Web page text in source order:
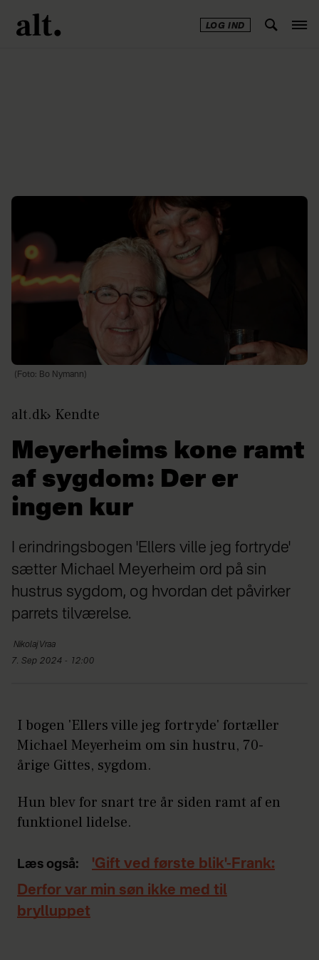
LOG IND
(Foto: Bo Nymann)
alt.dk Kendte
Meyerheims kone ramt
af sygdom: Der er
ingen kur
I erindringsbogen 'Ellers ville jeg fortryde'
sætter Michael Meyerheim ord på sin
hustrus sygdom, og hvordan det påvirker
parrets tilværelse.
Nikolaj Vraa
7. Sep 2024 - 12:00
I bogen 'Ellers ville jeg fortryde' fortæller
Michael Meyerheim om sin hustru, 70-
årige Gittes, sygdom.
Hun blev for snart tre år siden ramt af en
funktionel lidelse.
Læs også:
'Gift ved første blik'-Frank:
Derfor var min søn ikke med til
brylluppet